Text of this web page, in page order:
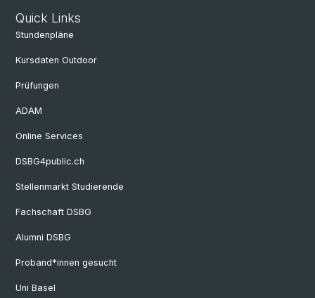
Quick Links
Stundenpläne
Kursdaten Outdoor
Prüfungen
ADAM
Online Services
DSBG4public.ch
Stellenmarkt Studierende
Fachschaft DSBG
Alumni DSBG
Proband*innen gesucht
Uni Basel